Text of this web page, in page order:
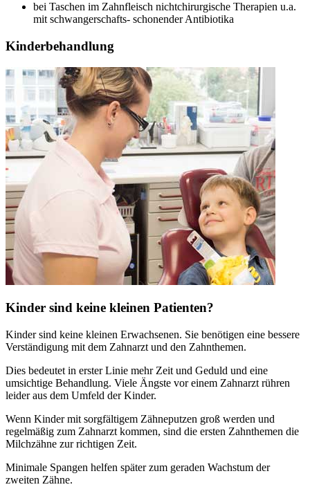
bei Taschen im Zahnfleisch nichtchirurgische Therapien u.a.
mit schwangerschafts- schonender Antibiotika
Kinderbehandlung
Kinder sind keine kleinen Patienten?
Kinder sind keine kleinen Erwachsenen. Sie benötigen eine bessere
Verständigung mit dem Zahnarzt und den Zahnthemen.
Dies bedeutet in erster Linie mehr Zeit und Geduld und eine
umsichtige Behandlung. Viele Ängste vor einem Zahnarzt rühren
leider aus dem Umfeld der Kinder.
Wenn Kinder mit sorgfältigem Zähneputzen groß werden und
regelmäßig zum Zahnarzt kommen, sind die ersten Zahnthemen die
Milchzähne zur richtigen Zeit.
Minimale Spangen helfen später zum geraden Wachstum der
zweiten Zähne.